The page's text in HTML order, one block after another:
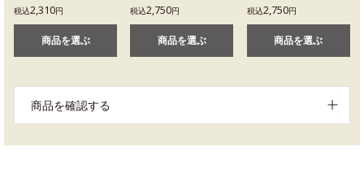
税込2,310円
商品を選ぶ
税込2,750円
商品を選ぶ
税込2,750円
商品を選ぶ
商品を確認する